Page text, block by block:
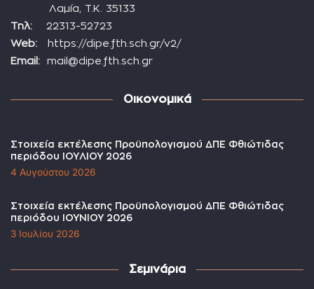
Λαμία, Τ.Κ. 35133
Τηλ: 22313-52723
Web: https://dipe.fth.sch.gr/v2/
Email: mail@dipe.fth.sch.gr
Οικονομικά
Στοιχεία εκτέλεσης Προϋπολογισμού ΔΠΕ Φθιώτιδας
περιόδου ΙΟΥΛΙΟΥ 2026
4 Αυγούστου 2026
Στοιχεία εκτέλεσης Προϋπολογισμού ΔΠΕ Φθιώτιδας
περιόδου ΙΟΥΝΙΟΥ 2026
3 Ιουλίου 2026
Σεμινάρια